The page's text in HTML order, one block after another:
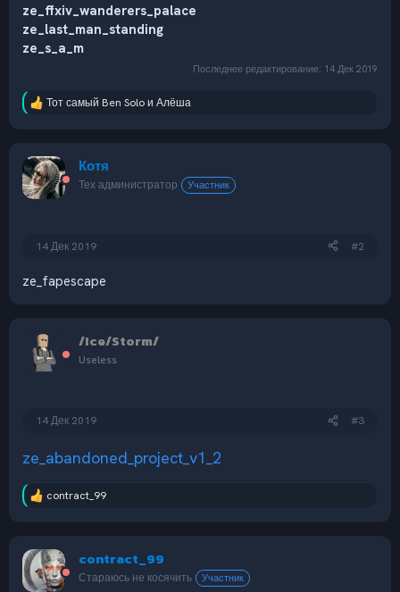
ze_ffxiv_wanderers_palace
ze_last_man_standing
ze_s_a_m
Последнее редактирование: 14 Дек 2019
Р
ц
и
и
Тот самый Ben Soloи Алёша
Котя
Тех администратор Участник
14 Дек 2019 #2
ze_fapescape
/Ice/Storm/
Useless
14 Дек 2019 #3
ze_abandoned_project_v1_2
Р
ц
и
и
contract_99
contract_99
Стараюсь не косячить Участник